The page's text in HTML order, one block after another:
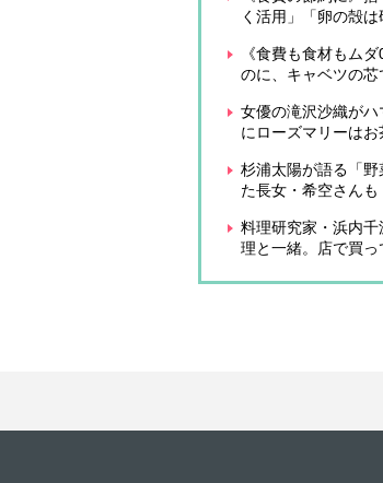
く活用」「卵の殻
《食費も食材もム
のに、キャベツの
女優の滝沢沙織が
にローズマリーはお
杉浦太陽が語る「
た長女・希空さん
料理研究家・浜内
理と一緒。店で買っ